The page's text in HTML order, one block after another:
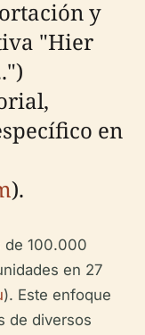
y
"Hier
en
).
de 100.000
en 27
). Este enfoque
de diversos